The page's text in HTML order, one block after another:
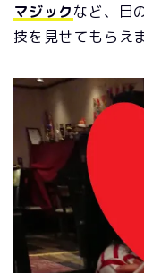
マジックなど、目
技を見せてもらえ